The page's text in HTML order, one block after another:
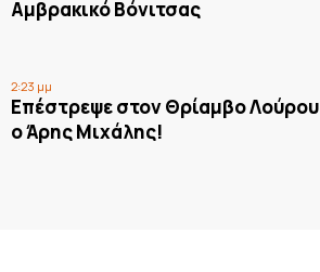
Αμβρακικό Βόνιτσας
2:23 μμ
Επέστρεψε στον Θρίαμβο Λούρου
ο Άρης Μιχάλης!